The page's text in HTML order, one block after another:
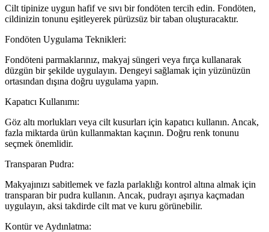
Cilt tipinize uygun hafif ve sıvı bir fondöten tercih edin. Fondöten,
cildinizin tonunu eşitleyerek pürüzsüz bir taban oluşturacaktır.
Fondöten Uygulama Teknikleri:
Fondöteni parmaklarınız, makyaj süngeri veya fırça kullanarak
düzgün bir şekilde uygulayın. Dengeyi sağlamak için yüzünüzün
ortasından dışına doğru uygulama yapın.
Kapatıcı Kullanımı:
Göz altı morlukları veya cilt kusurları için kapatıcı kullanın. Ancak,
fazla miktarda ürün kullanmaktan kaçının. Doğru renk tonunu
seçmek önemlidir.
Transparan Pudra:
Makyajınızı sabitlemek ve fazla parlaklığı kontrol altına almak için
transparan bir pudra kullanın. Ancak, pudrayı aşırıya kaçmadan
uygulayın, aksi takdirde cilt mat ve kuru görünebilir.
Kontür ve Aydınlatma: